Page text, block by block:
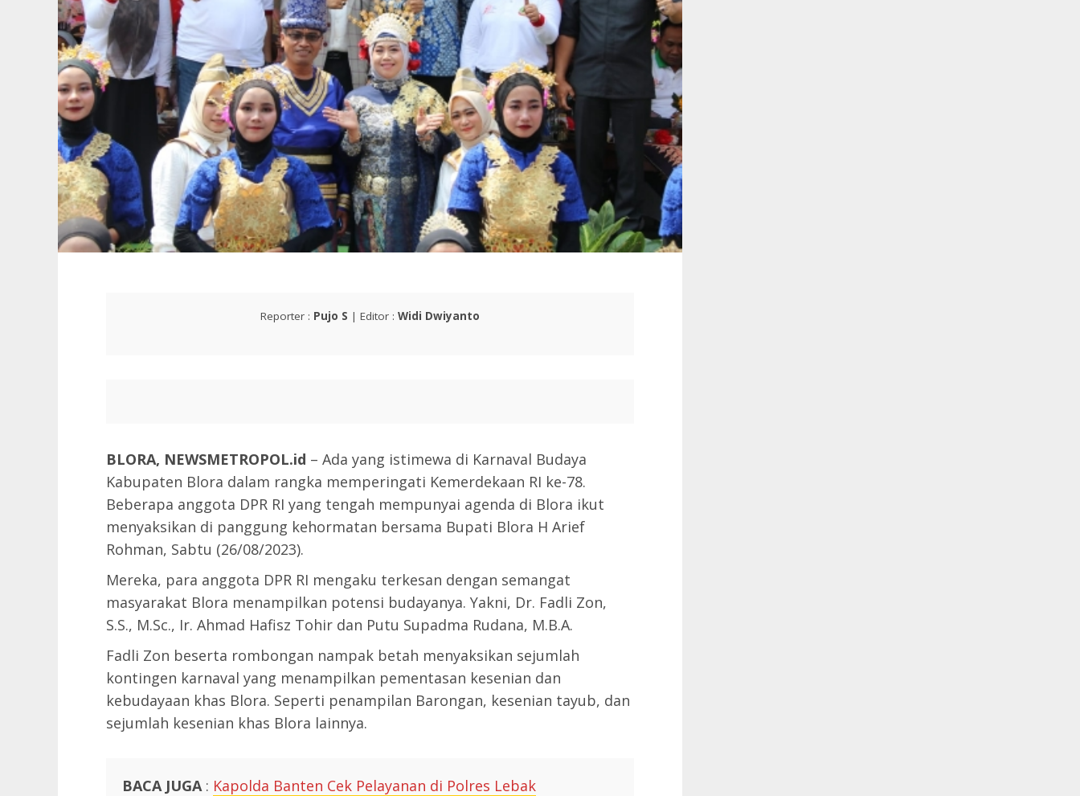
Reporter : Pujo S | Editor : Widi Dwiyanto
BLORA, NEWSMETROPOL.id – Ada yang istimewa di Karnaval Budaya
Kabupaten Blora dalam rangka memperingati Kemerdekaan RI ke-78.
Beberapa anggota DPR RI yang tengah mempunyai agenda di Blora ikut
menyaksikan di panggung kehormatan bersama Bupati Blora H Arief
Rohman, Sabtu (26/08/2023).
Mereka, para anggota DPR RI mengaku terkesan dengan semangat
masyarakat Blora menampilkan potensi budayanya. Yakni, Dr. Fadli Zon,
S.S., M.Sc., Ir. Ahmad Hafisz Tohir dan Putu Supadma Rudana, M.B.A.
Fadli Zon beserta rombongan nampak betah menyaksikan sejumlah
kontingen karnaval yang menampilkan pementasan kesenian dan
kebudayaan khas Blora. Seperti penampilan Barongan, kesenian tayub, dan
sejumlah kesenian khas Blora lainnya.
BACA JUGA: Kapolda Banten Cek Pelayanan di Polres Lebak